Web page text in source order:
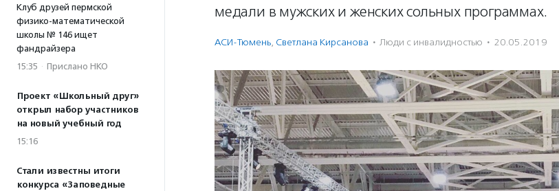
Клуб друзей пермской
физико-математической
школы № 146 ищет
фандрайзера
15:35 · Прислано НКО
Проект «Школьный друг»
открыл набор участников
на новый учебный год
15:16
Стали известны итоги
конкурса «Заповедные
медали в мужских и женских сольных программах.
АСИ-Тюмень, Светлана Кирсанова · Люди с инвалидностью · 20.05.2019